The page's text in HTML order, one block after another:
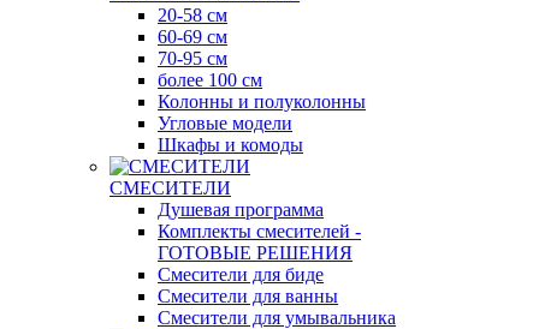
20-58 см
60-69 см
70-95 см
более 100 см
Колонны и полуколонны
Угловые модели
Шкафы и комоды
СМЕСИТЕЛИ
Душевая программа
Комплекты смесителей -
ГОТОВЫЕ РЕШЕНИЯ
Смесители для биде
Смесители для ванны
Смесители для умывальника